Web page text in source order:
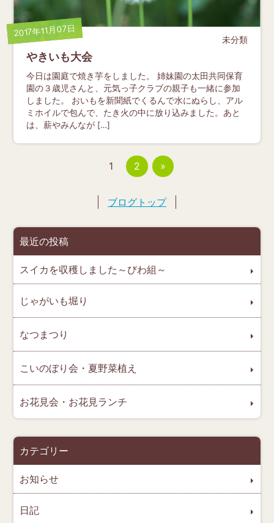
2017年11月07日
未分類
やきいも大会
今日は園庭で焼き芋をしました。 姉妹園の太田共同保育
園の３歳児さんと、元気っ子クラブの親子も一緒に参加
しました。 おいもを新聞紙でくるんで水にぬらし、アル
ミホイルで包んで、たき火の中に放り込みました。あと
は、薪やみんなが […]
1 2 »
ブログトップ
最近の投稿
スイカを収穫しました～びわ組～
じゃがいも堀り
なつまつり
こいのぼり会・夏野菜植え
お花見会・お花見ランチ
カテゴリー
お知らせ
日記